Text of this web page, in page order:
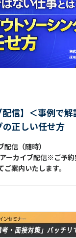
配信】＜事例で
の正しい任せ方
配信（随時）
ーカイブ配信※ご予
案内いたします。